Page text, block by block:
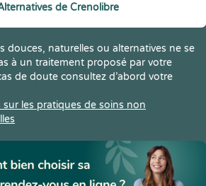
de Crenolibre
douces, naturelles ou alternatives ne se
à un traitement proposé par votre
de doute consultez d’abord votre
sur les pratiques de soins non